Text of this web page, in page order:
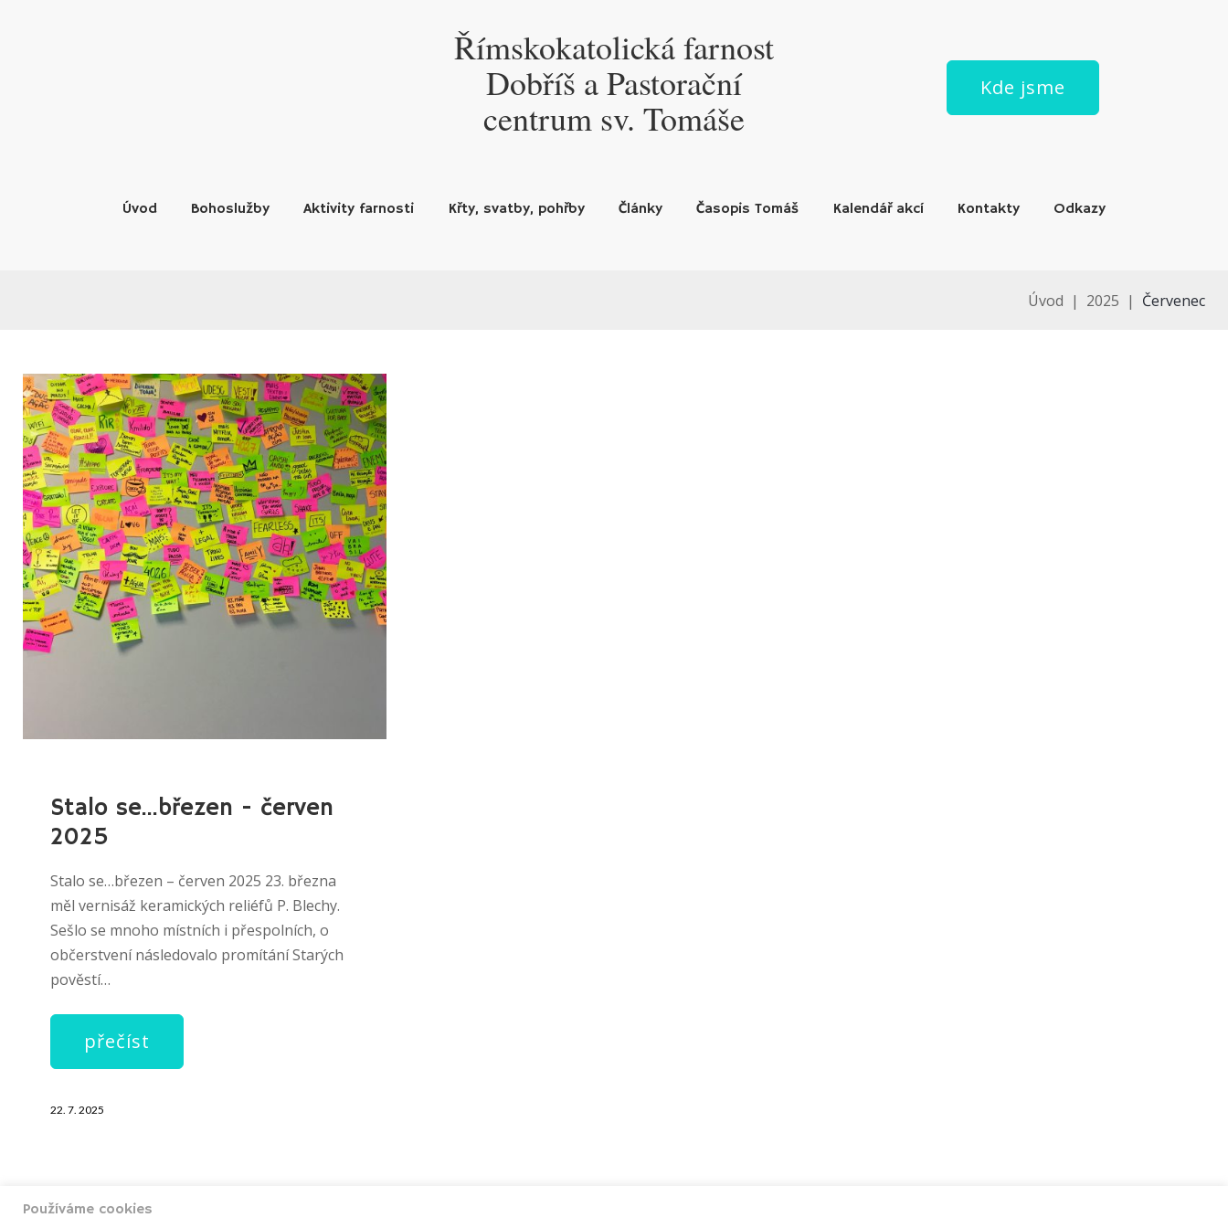
Římskokatolická farnost
Dobříš a Pastorační
centrum sv. Tomáše
Kde jsme
Úvod Bohoslužby Aktivity farnosti Křty, svatby, pohřby Články Časopis Tomáš Kalendář akcí Kontakty Odkazy
Úvod | 2025 | Červenec
MĚSÍC:
ČERVENEC
2025
Stalo se...březen - červen
2025
Stalo se…březen – červen 2025 23. března
měl vernisáž keramických reliéfů P. Blechy.
Sešlo se mnoho místních i přespolních, o
občerstvení následovalo promítání Starých
pověstí…
přečíst
22. 7. 2025
ÚVOD ČLÁNKY
Používáme cookies